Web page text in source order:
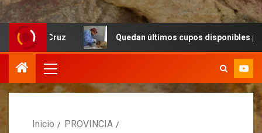
Cruz Quedan últimos cupos disponibles para
Inicio
PROVINCIA